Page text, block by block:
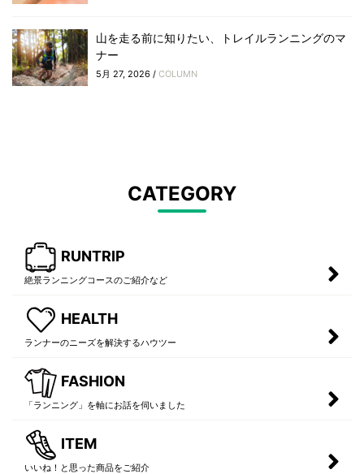
山を走る前に知りたい、トレイルランニングのマ
ナー
5月 27, 2026 / COLUMN
CATEGORY
RUNTRIP
絶景ランニングコースのご紹介など
HEALTH
ランナーのニーズを解決するハウツー
FASHION
「ランニング」を軸にお話を伺いました
ITEM
いいね！と思った商品をご紹介